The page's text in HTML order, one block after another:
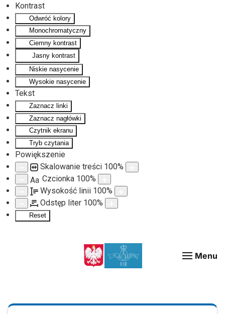
Kontrast
Odwróć kolory
Monochromatyczny
Ciemny kontrast
Jasny kontrast
Niskie nasycenie
Wysokie nasycenie
Tekst
Zaznacz linki
Zaznacz nagłówki
Czytnik ekranu
Tryb czytania
Powiększenie
Skalowanie treści 100%
Aa Czcionka 100%
Wysokość linii 100%
Odstęp liter 100%
Reset
Menu